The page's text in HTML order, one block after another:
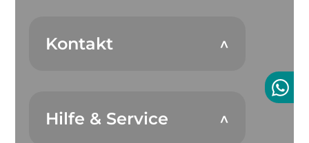
Kontakt
Hilfe & Service